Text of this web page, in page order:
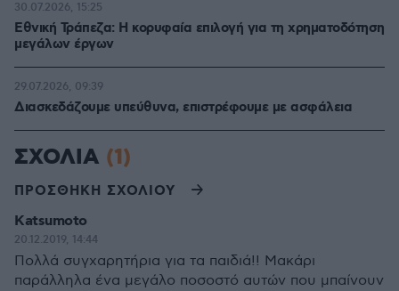
Εθνική Τράπεζα: Η κορυφαία επιλογή για τη χρηματοδότηση
μεγάλων έργων
30.07.2026, 15:25
Διασκεδάζουμε υπεύθυνα, επιστρέφουμε με ασφάλεια
29.07.2026, 09:39
ΣΧΟΛΙΑ (1)
ΠΡΟΣΘΗΚΗ ΣΧΟΛΙΟΥ
Katsumoto
20.12.2019, 14:44
Πολλά συγχαρητήρια για τα παιδιά!! Μακάρι
παράλληλα ένα μεγάλο ποσοστό αυτών που μπαίνουν